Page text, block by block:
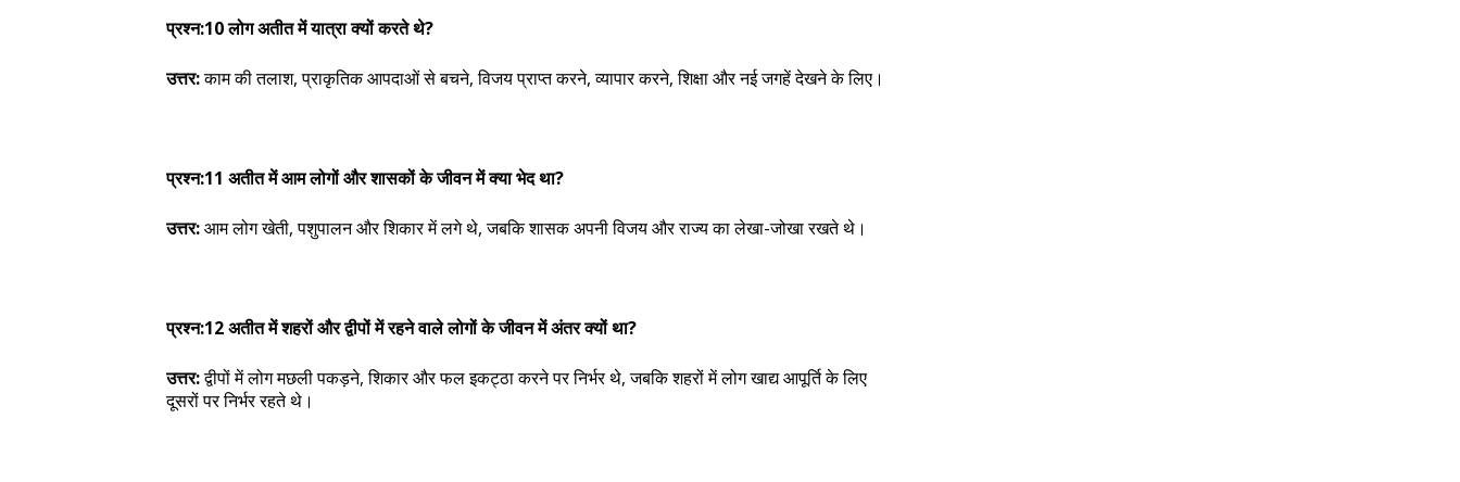
प्रश्न:10 लोग अतीत में यात्रा क्यों करते थे?
उत्तर:काम की तलाश, प्राकृतिक आपदाओं से बचने, विजय प्राप्त करने, व्यापार करने, शिक्षा और नई जगहें देखने के लिए।
प्रश्न:11 अतीत में आम लोगों और शासकों के जीवन में क्या भेद था?
उत्तर:आम लोग खेती, पशुपालन और शिकार में लगे थे, जबकि शासक अपनी विजय और राज्य का लेखा-जोखा रखते थे।
प्रश्न:12 अतीत में शहरों और द्वीपों में रहने वाले लोगों के जीवन में अंतर क्यों था?
उत्तर:द्वीपों में लोग मछली पकड़ने, शिकार और फल इकट्ठा करने पर निर्भर थे, जबकि शहरों में लोग खाद्य आपूर्ति के लिए
दूसरों पर निर्भर रहते थे।